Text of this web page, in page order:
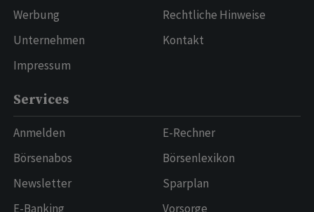
Werbung
Unternehmen
Impressum
Rechtliche Hinweise
Kontakt
Services
Anmelden
Börsenabos
Newsletter
E-Banking
E-Rechner
Börsenlexikon
Sparplan
Vorsorge